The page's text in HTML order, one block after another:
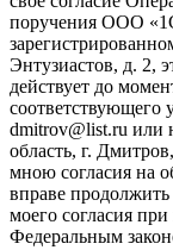
поручения ООО
Энтузиастов, д. 2,
действует до
соответствующего
dmitrov@list.ru или
область, г.
мною согласия на
вправе
моего согласия
Федеральным